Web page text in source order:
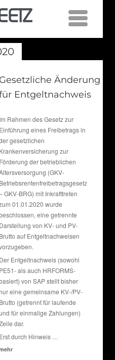
Gesetzliche Änderung
Entgeltnachweis
Im Rahmen des Gesetz zur
Einführung eines Freibetrags in
gesetzlichen
Krankenversicherung zur
Förderung der betrieblichen
(GKV-
Betriebsrentenfreibetragsgesetz
GKV-BRG) mit Inkrafttreten
01.01.2020 wurde
eine getrennte
Darstellung von KV- und PV-
Brutto auf Entgeltnachweisen
Der Entgeltnachweis (sowohl
PE51- als auch HRFORMS-
von SAP stellt bisher
eine gemeinsame KV-/PV-
Brutto (getrennt für laufende
für einmalige Zahlungen)
dar.
Erst durch Hinweis …